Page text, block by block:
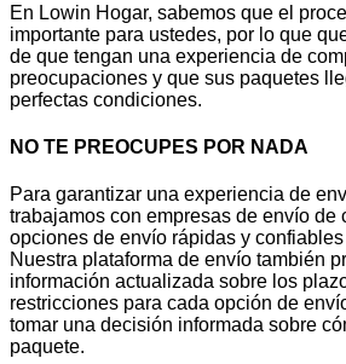
En Lowin Hogar, sabemos que el
importante para ustedes, por lo que
de que tengan una experiencia de
preocupaciones y que sus paquetes
perfectas condiciones.
NO TE PREOCUPES POR NADA
Para garantizar una experiencia de
trabajamos con empresas de envío de
opciones de envío rápidas y
Nuestra plataforma de envío también
información actualizada sobre los
restricciones para cada opción de
tomar una decisión informada sobre
paquete.